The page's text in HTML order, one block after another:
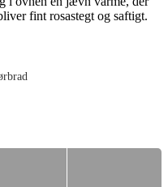
fint rosastegt og saftigt.